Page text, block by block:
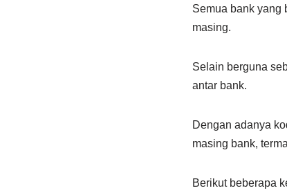
Semua bank yang
masing.
Selain berguna
antar bank.
Dengan adanya
masing bank,
Berikut beberapa